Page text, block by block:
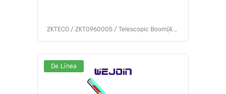
ZKTECO / ZKT0960005 / Telescopic Boom(4.5m)
De Línea